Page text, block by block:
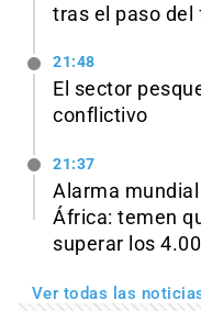
tras el paso
21:48
El sector
conflictivo
21:37
Alarma
África: temen
superar los
Ver todas las